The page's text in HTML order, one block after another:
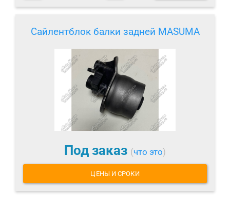
Сайлентблок балки задней MASUMA
Под заказ (что это)
ЦЕНЫ И СРОКИ